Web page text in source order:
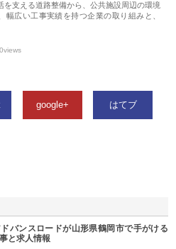
を支える道路整備から、公共施設周辺の環境
幅広い工事実績を持つ企業の取り組みと、
0views
google+ はてブ
バンスロードが山形県鶴岡市で手がける
と求人情報